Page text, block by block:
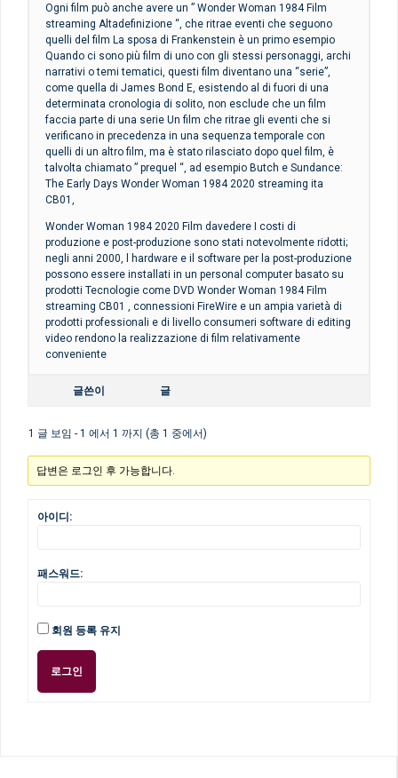
Ogni film può anche avere un ” Wonder Woman 1984 Film
streaming Altadefinizione “, che ritrae eventi che seguono
quelli del film La sposa di Frankenstein è un primo esempio
Quando ci sono più film di uno con gli stessi personaggi, archi
narrativi o temi tematici, questi film diventano una “serie”,
come quella di James Bond E, esistendo al di fuori di una
determinata cronologia di solito, non esclude che un film
faccia parte di una serie Un film che ritrae gli eventi che si
verificano in precedenza in una sequenza temporale con
quelli di un altro film, ma è stato rilasciato dopo quel film, è
talvolta chiamato ” prequel “, ad esempio Butch e Sundance:
The Early Days Wonder Woman 1984 2020 streaming ita
CB01,
Wonder Woman 1984 2020 Film davedere I costi di
produzione e post-produzione sono stati notevolmente ridotti;
negli anni 2000, l hardware e il software per la post-produzione
possono essere installati in un personal computer basato su
prodotti Tecnologie come DVD Wonder Woman 1984 Film
streaming CB01 , connessioni FireWire e un ampia varietà di
prodotti professionali e di livello consumeri software di editing
video rendono la realizzazione di film relativamente
conveniente
글쓴이 글
1 글 보임 - 1 에서 1 까지 (총 1 중에서)
답변은 로그인 후 가능합니다.
아이디:
패스워드:
회원 등록 유지
로그인